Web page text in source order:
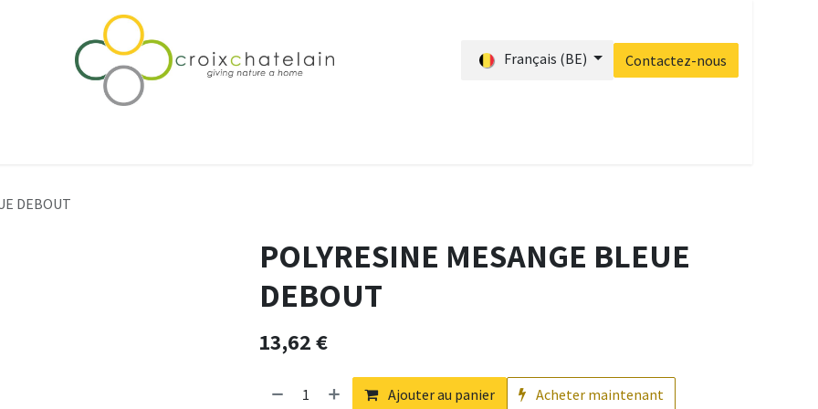
Français (BE) Contactez-nous
DEBOUT
POLYRESINE MESANGE BLEUE
DEBOUT
13,62€
Ajouter au panier Acheter maintenant